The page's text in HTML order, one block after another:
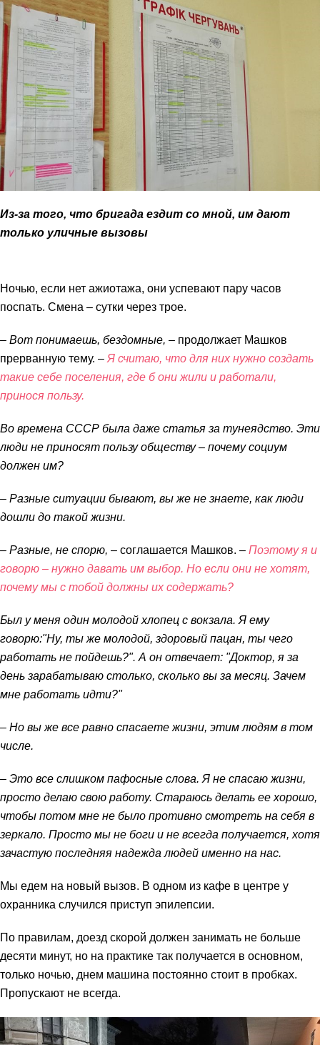
Из-за того, что бригада ездит со мной, им дают
только уличные вызовы
Ночью, если нет ажиотажа, они успевают пару часов
поспать. Смена – сутки через трое.
– Вот понимаешь, бездомные, – продолжает Машков
прерванную тему. – Я считаю, что для них нужно создать
такие себе поселения, где б они жили и работали,
принося пользу.
Во времена СССР была даже статья за тунеядство. Эти
люди не приносят пользу обществу – почему социум
должен им?
– Разные ситуации бывают, вы же не знаете, как люди
дошли до такой жизни.
– Разные, не спорю, – соглашается Машков. – Поэтому я и
говорю – нужно давать им выбор. Но если они не хотят,
почему мы с тобой должны их содержать?
Был у меня один молодой хлопец с вокзала. Я ему
говорю:"Ну, ты же молодой, здоровый пацан, ты чего
работать не пойдешь?". А он отвечает: "Доктор, я за
день зарабатываю столько, сколько вы за месяц. Зачем
мне работать идти?"
– Но вы же все равно спасаете жизни, этим людям в том
числе.
– Это все слишком пафосные слова. Я не спасаю жизни,
просто делаю свою работу. Стараюсь делать ее хорошо,
чтобы потом мне не было противно смотреть на себя в
зеркало. Просто мы не боги и не всегда получается, хотя
зачастую последняя надежда людей именно на нас.
Мы едем на новый вызов. В одном из кафе в центре у
охранника случился приступ эпилепсии.
По правилам, доезд скорой должен занимать не больше
десяти минут, но на практике так получается в основном,
только ночью, днем машина постоянно стоит в пробках.
Пропускают не всегда.